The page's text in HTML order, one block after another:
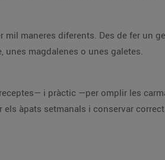
maneres diferents. Des de fer un
magdalenes o unes galetes.
i pràctic —per omplir les
àpats setmanals i conservar